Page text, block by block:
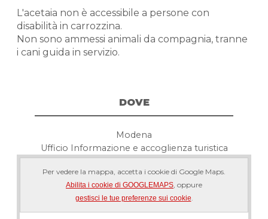
L'acetaia non è accessibile a persone con
disabilità in carrozzina.
Non sono ammessi animali da compagnia, tranne
i cani guida in servizio.
DOVE
Modena
Ufficio Informazione e accoglienza turistica
Per vedere la mappa, accetta i cookie di Google Maps.
Abilita i cookie di GOOGLEMAPS, oppure
gestisci le tue preferenze sui cookie.